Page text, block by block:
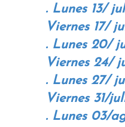
. Lunes
Viernes 17/
. Lunes
Viernes 24/
. Lunes
Viernes 31/
. Lunes